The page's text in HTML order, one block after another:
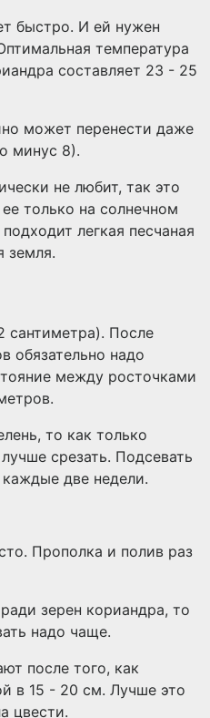
быстро. И ей нужен
температура
составляет 23 - 25
может перенести даже
минус 8).
не любит, так это
только на солнечном
легкая песчаная
земля.
сантиметра). После
обязательно надо
между росточками
то как только
срезать. Подсевать
две недели.
Прополка и полив раз
зерен кориандра, то
надо чаще.
после того, как
в 15 - 20 см. Лучше это
цвести.